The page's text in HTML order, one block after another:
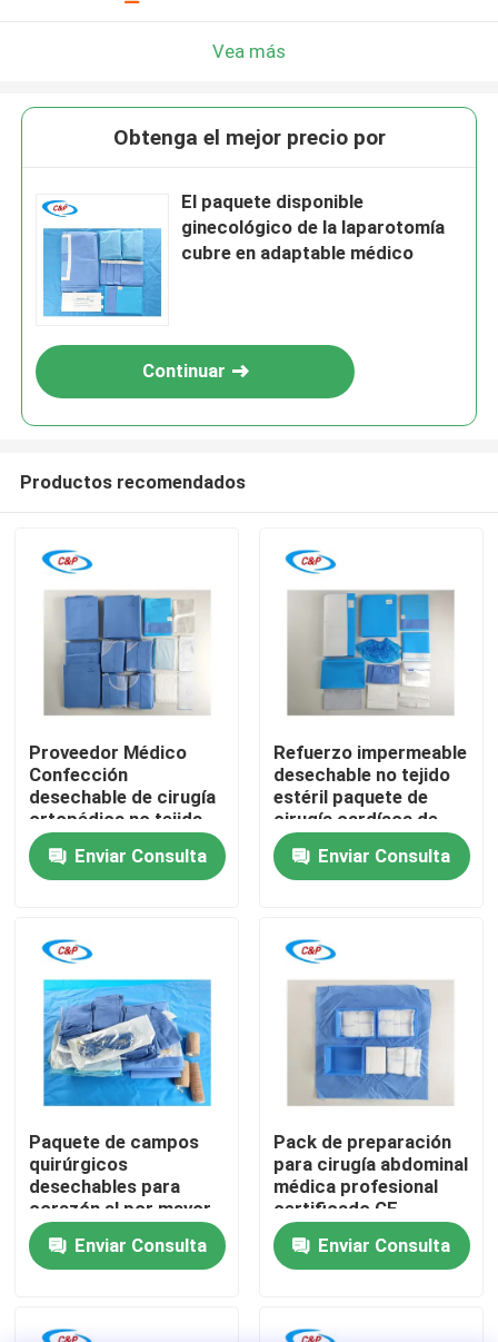
En casa
Productos
Los vídeos
Sobre nosotros
Recorrido por la fábrica
Contacta con nosotros
Noticias
Casos de trabajo
Vea más
Obtenga el mejor precio por
El paquete disponible
ginecológico de la laparotomía
cubre en adaptable médico
Continuar
Productos recomendados
Proveedor Médico
Confección
desechable de cirugía
ortopédica no tejida
para facilitar
procedimientos
seguros y ortopédicos
Enviar Consulta
Refuerzo impermeable
desechable no tejido
estéril paquete de
cirugía cardíaca de
cirugía cardíaca kit de
cortinaEnviar Consulta
Paquete de campos
quirúrgicos
desechables para
corazón al por mayor,
tamaño personalizado,
cardiovascular
Enviar Consulta
Pack de preparación
para cirugía abdominal
médica profesional
certificado CE
Fabricante para
operaciones
Enviar Consulta